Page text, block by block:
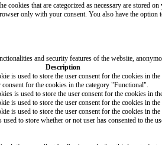
that are categorized as necessary are
only with your consent. You also have the
and security features of the website,
Description
is used to store the user consent for the cookies in
for the cookies in the category "Functional".
is used to store the user consent for the cookies in
is used to store the user consent for the cookies in the
is used to store the user consent for the cookies in the
to store whether or not user has consented to the